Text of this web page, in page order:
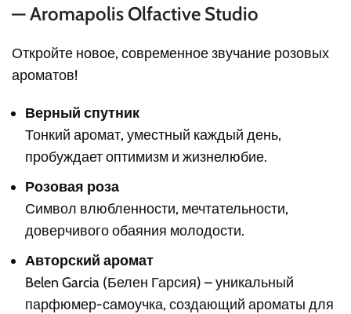
— Aromapolis Olfactive Studio
Откройте новое, современное звучание розовых
ароматов!
Верный спутник
Тонкий аромат, уместный каждый день,
пробуждает оптимизм и жизнелюбие.
Розовая роза
Символ влюбленности, мечтательности,
доверчивого обаяния молодости.
Авторский аромат
Belen Garcia (Белен Гарсия) – уникальный
парфюмер-самоучка, создающий ароматы для